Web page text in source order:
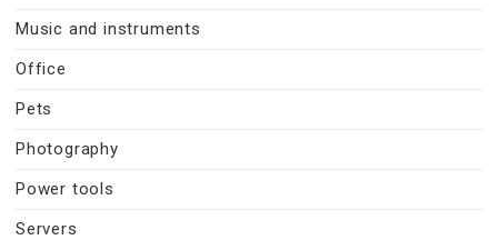
Music and instruments
Office
Pets
Photography
Power tools
Servers